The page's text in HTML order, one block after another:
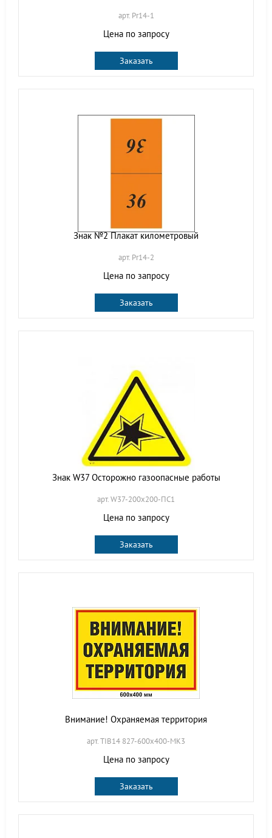
арт. Pr14-1
Цена по запросу
Заказать
Знак №2 Плакат километровый
арт. Pr14-2
Цена по запросу
Заказать
Знак W37 Осторожно газоопасные работы
арт. W37-200х200-ПС1
Цена по запросу
Заказать
Внимание! Охраняемая территория
арт. TIB14 827-600х400-МК3
Цена по запросу
Заказать